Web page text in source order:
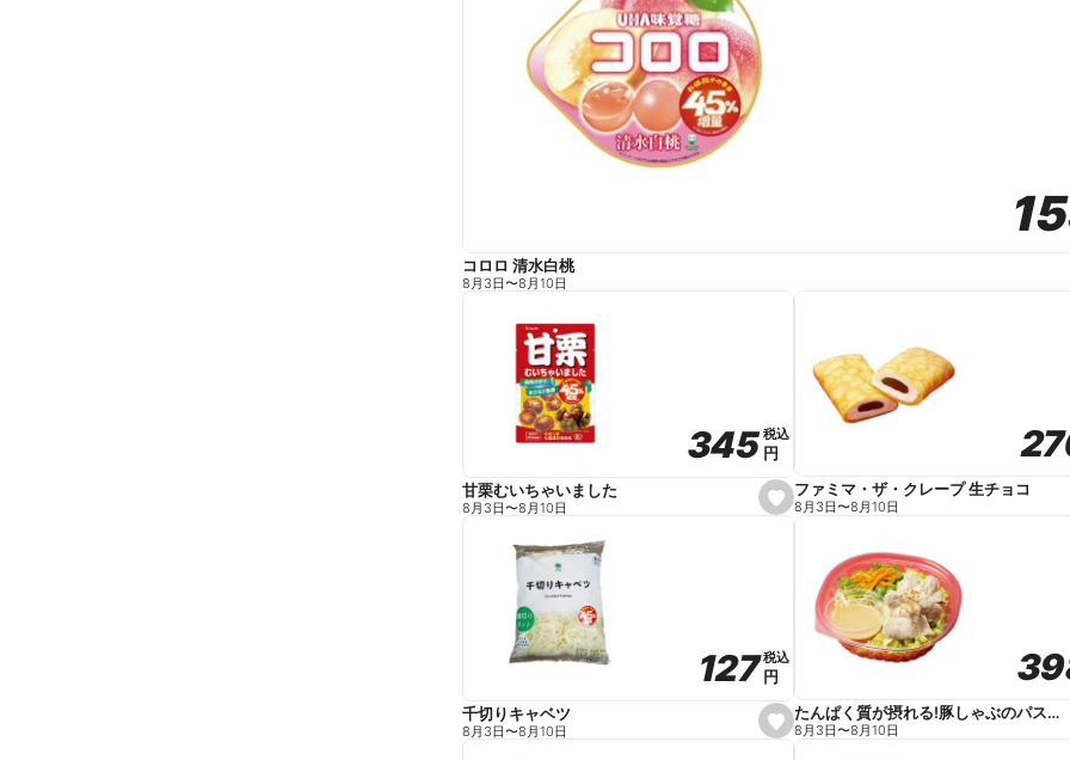
コロロ 清水白桃
8月3日〜8月10日
s
e
e
345
345税込
税込
円
円
甘栗むいちゃいました
8月3日〜8月10日
ファミマ・ザ・クレープ 生チョコ
8月3日〜8月10日
s
e
127
127税込
税込
円
円
千切りキャベツ
8月3日〜8月10日
たんぱく質が摂れる!豚しゃぶのパスタサラダ
8月3日〜8月10日